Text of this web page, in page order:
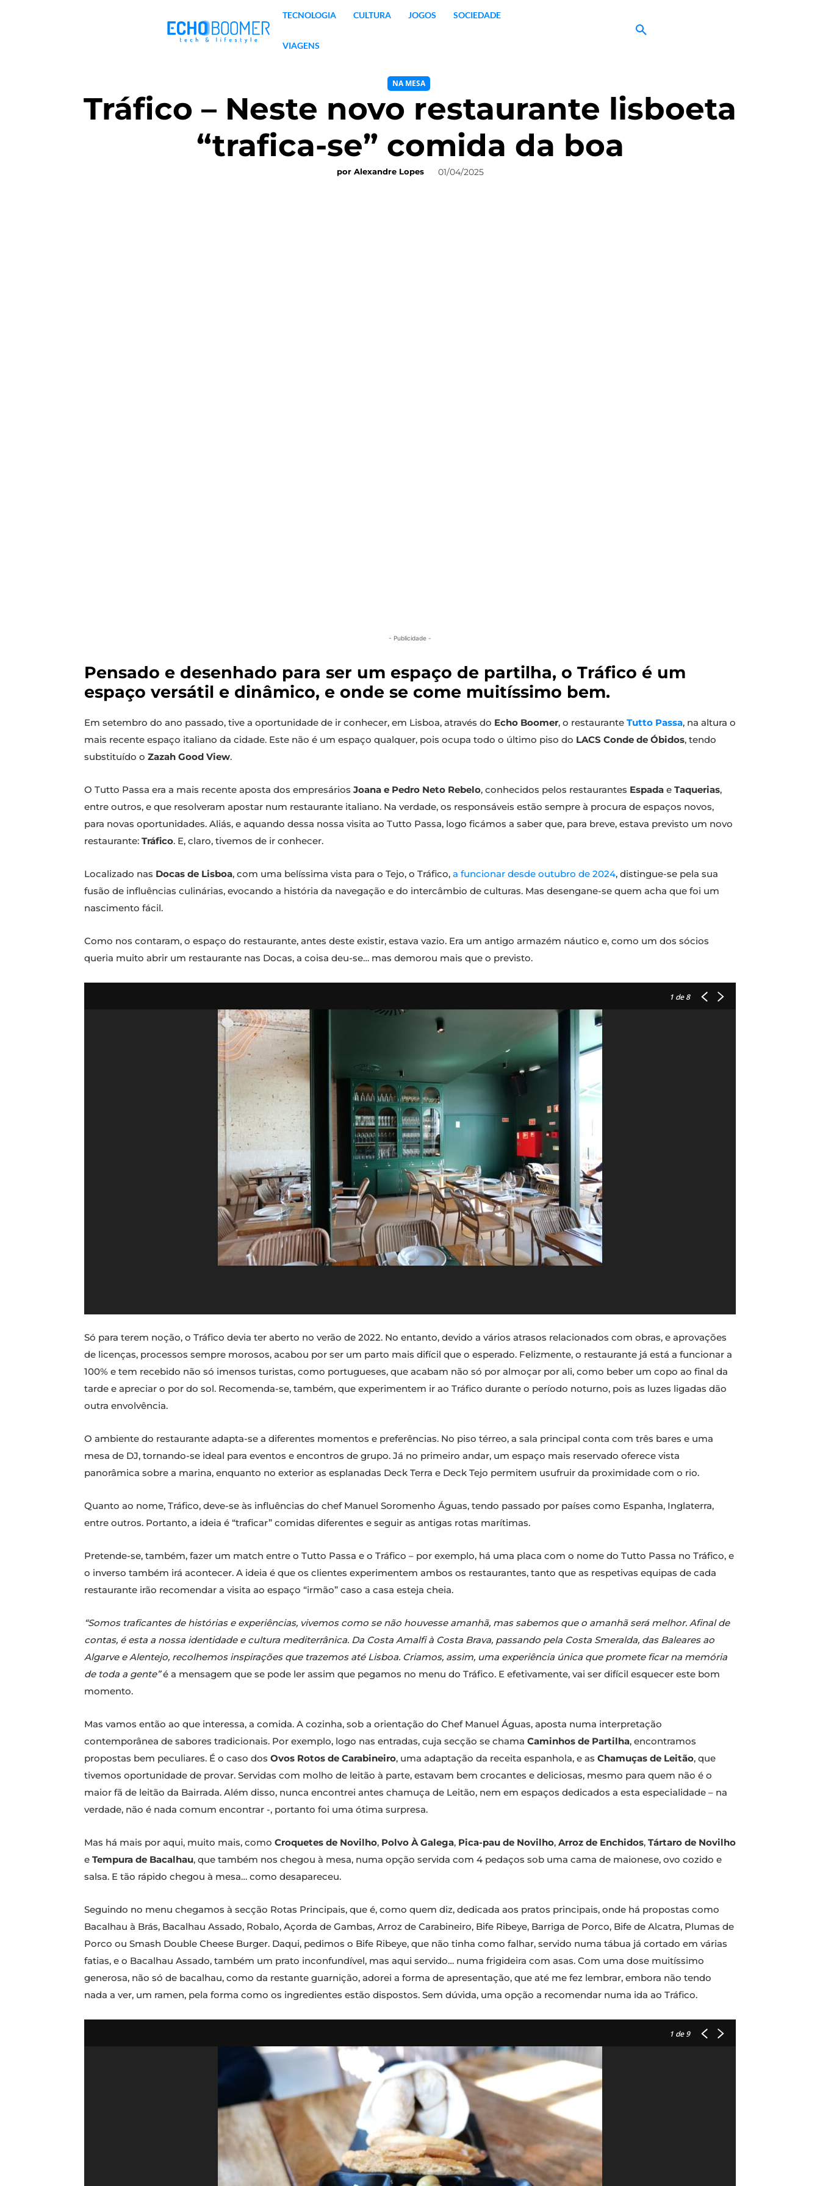
TECNOLOGIA CULTURA JOGOS SOCIEDADE
VIAGENS
NA MESA
Tráfico – Neste novo restaurante lisboeta
“trafica-se” comida da boa
por Alexandre Lopes 01/04/2025
- Publicidade -
Pensado e desenhado para ser um espaço de partilha, o Tráfico é um
espaço versátil e dinâmico, e onde se come muitíssimo bem.
Em setembro do ano passado, tive a oportunidade de ir conhecer, em Lisboa, através do Echo Boomer, o restaurante Tutto Passa, na altura o
mais recente espaço italiano da cidade. Este não é um espaço qualquer, pois ocupa todo o último piso do LACS Conde de Óbidos, tendo
substituído o Zazah Good View.
O Tutto Passa era a mais recente aposta dos empresários Joana e Pedro Neto Rebelo, conhecidos pelos restaurantes Espada e Taquerias,
entre outros, e que resolveram apostar num restaurante italiano. Na verdade, os responsáveis estão sempre à procura de espaços novos,
para novas oportunidades. Aliás, e aquando dessa nossa visita ao Tutto Passa, logo ficámos a saber que, para breve, estava previsto um novo
restaurante: Tráfico. E, claro, tivemos de ir conhecer.
Localizado nas Docas de Lisboa, com uma belíssima vista para o Tejo, o Tráfico, a funcionar desde outubro de 2024, distingue-se pela sua
fusão de influências culinárias, evocando a história da navegação e do intercâmbio de culturas. Mas desengane-se quem acha que foi um
nascimento fácil.
Como nos contaram, o espaço do restaurante, antes deste existir, estava vazio. Era um antigo armazém náutico e, como um dos sócios
queria muito abrir um restaurante nas Docas, a coisa deu-se… mas demorou mais que o previsto.
1 de 8
Só para terem noção, o Tráfico devia ter aberto no verão de 2022. No entanto, devido a vários atrasos relacionados com obras, e aprovações
de licenças, processos sempre morosos, acabou por ser um parto mais difícil que o esperado. Felizmente, o restaurante já está a funcionar a
100% e tem recebido não só imensos turistas, como portugueses, que acabam não só por almoçar por ali, como beber um copo ao final da
tarde e apreciar o por do sol. Recomenda-se, também, que experimentem ir ao Tráfico durante o período noturno, pois as luzes ligadas dão
outra envolvência.
O ambiente do restaurante adapta-se a diferentes momentos e preferências. No piso térreo, a sala principal conta com três bares e uma
mesa de DJ, tornando-se ideal para eventos e encontros de grupo. Já no primeiro andar, um espaço mais reservado oferece vista
panorâmica sobre a marina, enquanto no exterior as esplanadas Deck Terra e Deck Tejo permitem usufruir da proximidade com o rio.
Quanto ao nome, Tráfico, deve-se às influências do chef Manuel Soromenho Águas, tendo passado por países como Espanha, Inglaterra,
entre outros. Portanto, a ideia é “traficar” comidas diferentes e seguir as antigas rotas marítimas.
Pretende-se, também, fazer um match entre o Tutto Passa e o Tráfico – por exemplo, há uma placa com o nome do Tutto Passa no Tráfico, e
o inverso também irá acontecer. A ideia é que os clientes experimentem ambos os restaurantes, tanto que as respetivas equipas de cada
restaurante irão recomendar a visita ao espaço “irmão” caso a casa esteja cheia.
“Somos traficantes de histórias e experiências, vivemos como se não houvesse amanhã, mas sabemos que o amanhã será melhor. Afinal de
contas, é esta a nossa identidade e cultura mediterrânica. Da Costa Amalfi à Costa Brava, passando pela Costa Smeralda, das Baleares ao
Algarve e Alentejo, recolhemos inspirações que trazemos até Lisboa. Criamos, assim, uma experiência única que promete ficar na memória
de toda a gente”é a mensagem que se pode ler assim que pegamos no menu do Tráfico. E efetivamente, vai ser difícil esquecer este bom
momento.
Mas vamos então ao que interessa, a comida. A cozinha, sob a orientação do Chef Manuel Águas, aposta numa interpretação
contemporânea de sabores tradicionais. Por exemplo, logo nas entradas, cuja secção se chama Caminhos de Partilha, encontramos
propostas bem peculiares. É o caso dos Ovos Rotos de Carabineiro, uma adaptação da receita espanhola, e as Chamuças de Leitão, que
tivemos oportunidade de provar. Servidas com molho de leitão à parte, estavam bem crocantes e deliciosas, mesmo para quem não é o
maior fã de leitão da Bairrada. Além disso, nunca encontrei antes chamuça de Leitão, nem em espaços dedicados a esta especialidade – na
verdade, não é nada comum encontrar -, portanto foi uma ótima surpresa.
Mas há mais por aqui, muito mais, como Croquetes de Novilho, Polvo À Galega, Pica-pau de Novilho, Arroz de Enchidos, Tártaro de Novilho
e Tempura de Bacalhau, que também nos chegou à mesa, numa opção servida com 4 pedaços sob uma cama de maionese, ovo cozido e
salsa. E tão rápido chegou à mesa… como desapareceu.
Seguindo no menu chegamos à secção Rotas Principais, que é, como quem diz, dedicada aos pratos principais, onde há propostas como
Bacalhau à Brás, Bacalhau Assado, Robalo, Açorda de Gambas, Arroz de Carabineiro, Bife Ribeye, Barriga de Porco, Bife de Alcatra, Plumas de
Porco ou Smash Double Cheese Burger. Daqui, pedimos o Bife Ribeye, que não tinha como falhar, servido numa tábua já cortado em várias
fatias, e o Bacalhau Assado, também um prato inconfundível, mas aqui servido… numa frigideira com asas. Com uma dose muitíssimo
generosa, não só de bacalhau, como da restante guarnição, adorei a forma de apresentação, que até me fez lembrar, embora não tendo
nada a ver, um ramen, pela forma como os ingredientes estão dispostos. Sem dúvida, uma opção a recomendar numa ida ao Tráfico.
1 de 9